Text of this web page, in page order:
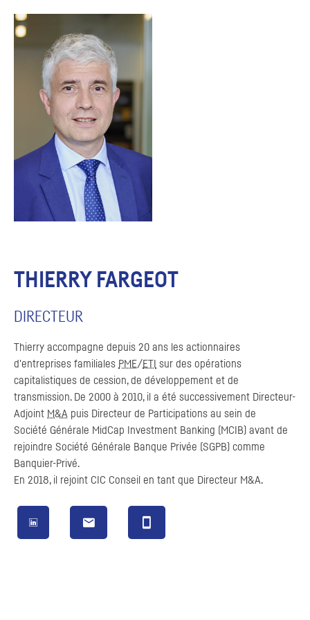
THIERRY FARGEOT
DIRECTEUR
Thierry accompagne depuis 20 ans les actionnaires
d'entreprises familiales PME/ETI sur des opérations
capitalistiques de cession, de développement et de
transmission. De 2000 à 2010, il a été successivement Directeur-
Adjoint M&A puis Directeur de Participations au sein de
Société Générale MidCap
Investment Banking (MCIB) avant de
rejoindre Société Générale Banque Privée (SGPB) comme
Banquier-Privé.
En 2018, il rejoint CIC Conseil en tant que Directeur M&A.